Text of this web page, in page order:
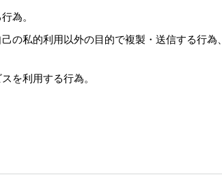
為。
の私的利用以外の目的で複製・送信する行
を利用する行為。